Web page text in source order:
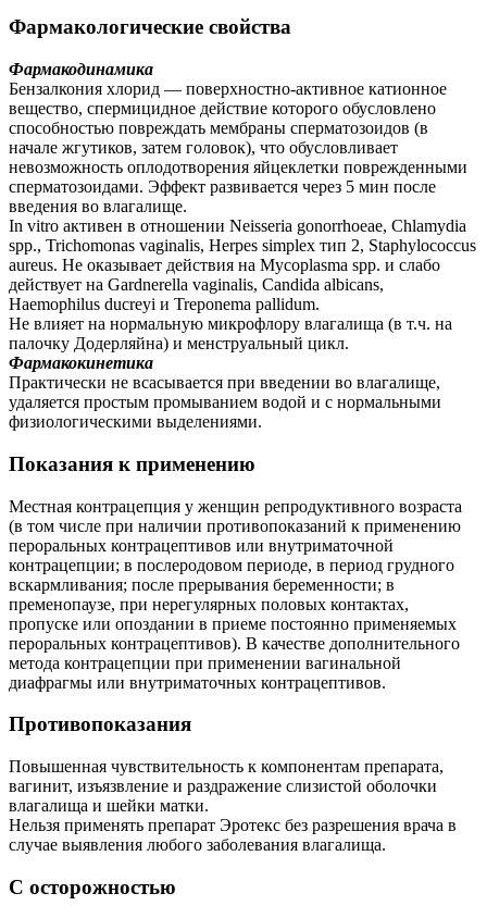
Фармакологические свойства
Фармакодинамика
Бензалкония хлорид — поверхностно-активное катионное
вещество, спермицидное действие которого обусловлено
способностью повреждать мембраны сперматозоидов (в
начале жгутиков, затем головок), что обусловливает
невозможность оплодотворения яйцеклетки поврежденными
сперматозоидами. Эффект развивается через 5 мин после
введения во влагалище.
In vitro активен в отношении Neisseria gonorrhoeae, Chlamydia
spp., Trichomonas vaginalis, Herpes simplex тип 2, Staphylococcus
aureus. Не оказывает действия на Mycoplasma spp. и слабо
действует на Gardnerella vaginalis, Candida albicans,
Haemophilus ducreyi и Treponema pallidum.
Не влияет на нормальную микрофлору влагалища (в т.ч. на
палочку Додерляйна) и менструальный цикл.
Фармакокинетика
Практически не всасывается при введении во влагалище,
удаляется простым промыванием водой и с нормальными
физиологическими выделениями.
Показания к применению
Местная контрацепция у женщин репродуктивного возраста
(в том числе при наличии противопоказаний к применению
пероральных контрацептивов или внутриматочной
контрацепции; в послеродовом периоде, в период грудного
вскармливания; после прерывания беременности; в
пременопаузе, при нерегулярных половых контактах,
пропуске или опоздании в приеме постоянно применяемых
пероральных контрацептивов). В качестве дополнительного
метода контрацепции при применении вагинальной
диафрагмы или внутриматочных контрацептивов.
Противопоказания
Повышенная чувствительность к компонентам препарата,
вагинит, изъязвление и раздражение слизистой оболочки
влагалища и шейки матки.
Нельзя применять препарат Эротекс без разрешения врача в
случае выявления любого заболевания влагалища.
С осторожностью